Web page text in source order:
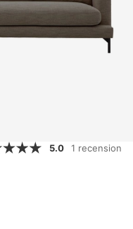
5.0 1 recension